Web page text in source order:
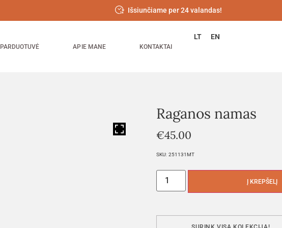
Išsiunčiame per 24 valandas!
PARDUOTUVĖ APIE MANE KONTAKTAI
LT EN
Raganos namas
€45.00
SKU: 251131MT
Į KREPŠELĮ